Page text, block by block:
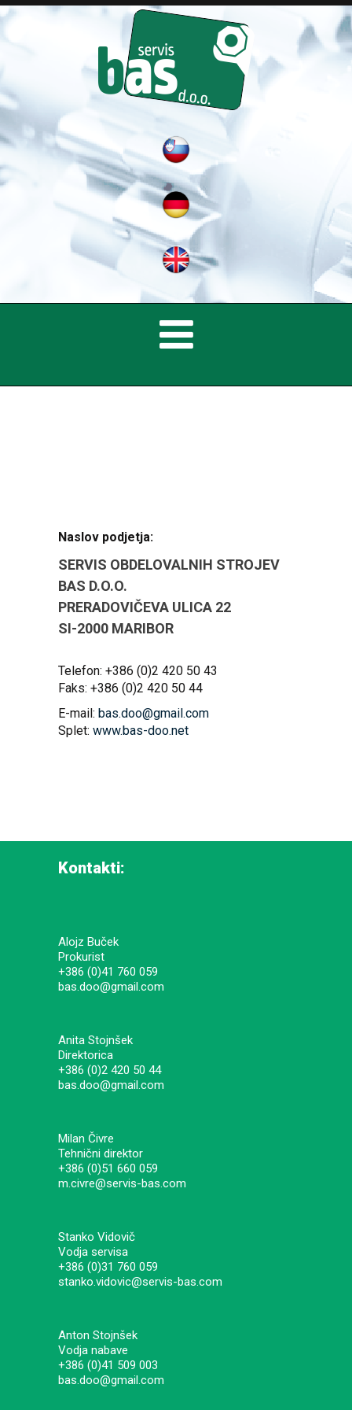
Naslov podjetja:
SERVIS OBDELOVALNIH STROJEV
BAS D.O.O.
PRERADOVIČEVA ULICA 22
SI-2000 MARIBOR
Telefon: +386 (0)2 420 50 43
Faks: +386 (0)2 420 50 44
E-mail: bas.doo@gmail.com
Splet: www.bas-doo.net
Kontakti:
Alojz Buček
Prokurist
+386 (0)41 760 059
bas.doo@gmail.com
Anita Stojnšek
Direktorica
+386 (0)2 420 50 44
bas.doo@gmail.com
Milan Čivre
Tehnični direktor
+386 (0)51 660 059
m.civre@servis-bas.com
Stanko Vidovič
Vodja servisa
+386 (0)31 760 059
stanko.vidovic@servis-bas.com
Anton Stojnšek
Vodja nabave
+386 (0)41 509 003
bas.doo@gmail.com